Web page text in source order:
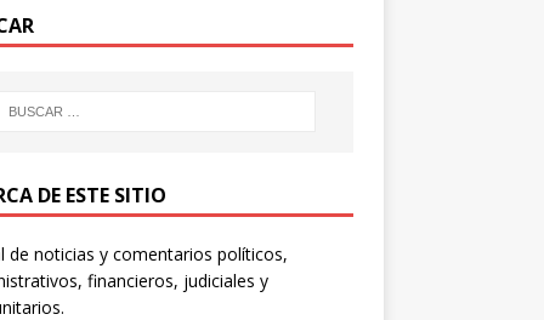
DE ESTE SITIO
de noticias y comentarios políticos,
financieros, judiciales y